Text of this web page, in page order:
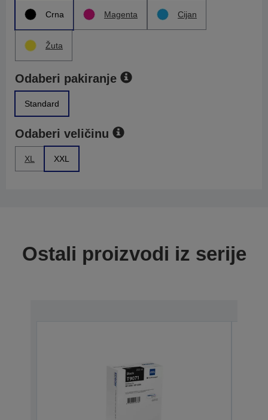
Crna Magenta Cijan
Žuta
Odaberi pakiranje
Standard
Odaberi veličinu
XL XXL
Ostali proizvodi iz serije